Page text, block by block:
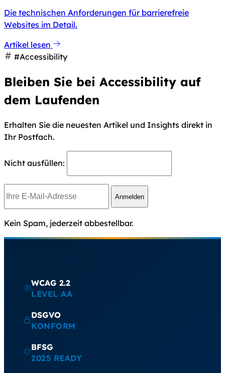
Die technischen Anforderungen für barrierefreie
Websites im Detail.
Artikel lesen
#Accessibility
Bleiben Sie bei Accessibility auf
dem Laufenden
Erhalten Sie die neuesten Artikel und Insights direkt in
Ihr Postfach.
Nicht ausfüllen:
Anmelden
Kein Spam, jederzeit abbestellbar.
WCAG 2.2
LEVEL AA
DSGVO
KONFORM
BFSG
2025 READY